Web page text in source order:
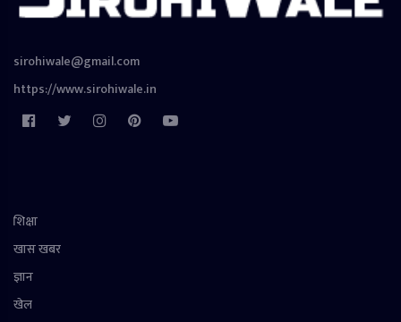
sirohiwale@gmail.com
https://www.sirohiwale.in
शिक्षा
खास खबर
ज्ञान
खेल